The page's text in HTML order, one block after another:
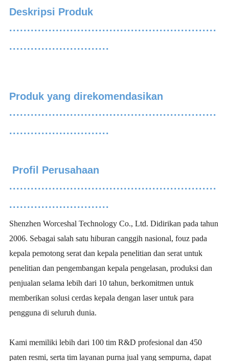
Deskripsi Produk
··························································
····························
Produk yang direkomendasikan
··························································
····························
Profil Perusahaan
··························································
····························
Shenzhen Worceshal Technology Co., Ltd. Didirikan pada tahun
2006. Sebagai salah satu hiburan canggih nasional, fouz pada
kepala pemotong serat dan kepala penelitian dan serat untuk
penelitian dan pengembangan kepala pengelasan, produksi dan
penjualan selama lebih dari 10 tahun, berkomitmen untuk
memberikan solusi cerdas kepala dengan laser untuk para
pengguna di seluruh dunia.
Kami memiliki lebih dari 100 tim R&D profesional dan 450
paten resmi, serta tim layanan purna jual yang sempurna, dapat